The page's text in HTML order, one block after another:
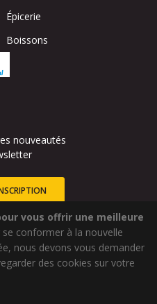
vous offrir une meilleure
se conformer à la nouvelle
nous devons vous demander
des cookies sur votre
Épicerie
Boissons
nouveautés